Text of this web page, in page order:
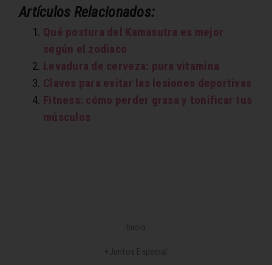
Artículos Relacionados:
Qué postura del Kamasutra es mejor
según el zodiaco
Levadura de cerveza: pura vitamina
Claves para evitar las lesiones deportivas
Fitness: cómo perder grasa y tonificar tus
músculos
Inicio
+Juntos Especial